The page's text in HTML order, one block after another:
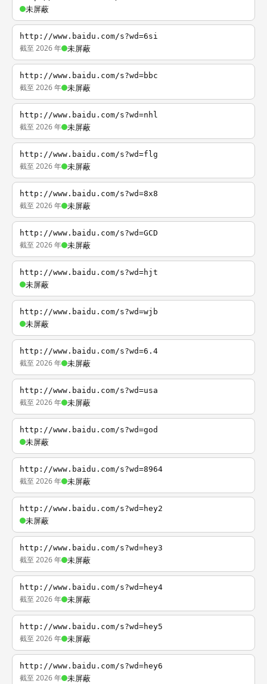
未屏蔽
http://www.baidu.com/s?wd=6si
截至 2026 年 未屏蔽
http://www.baidu.com/s?wd=bbc
截至 2026 年 未屏蔽
http://www.baidu.com/s?wd=nhl
截至 2026 年 未屏蔽
http://www.baidu.com/s?wd=flg
截至 2026 年 未屏蔽
http://www.baidu.com/s?wd=8x8
截至 2026 年 未屏蔽
http://www.baidu.com/s?wd=GCD
截至 2026 年 未屏蔽
http://www.baidu.com/s?wd=hjt
未屏蔽
http://www.baidu.com/s?wd=wjb
未屏蔽
http://www.baidu.com/s?wd=6.4
截至 2026 年 未屏蔽
http://www.baidu.com/s?wd=usa
截至 2026 年 未屏蔽
http://www.baidu.com/s?wd=god
未屏蔽
http://www.baidu.com/s?wd=8964
截至 2026 年 未屏蔽
http://www.baidu.com/s?wd=hey2
未屏蔽
http://www.baidu.com/s?wd=hey3
截至 2026 年 未屏蔽
http://www.baidu.com/s?wd=hey4
截至 2026 年 未屏蔽
http://www.baidu.com/s?wd=hey5
截至 2026 年 未屏蔽
http://www.baidu.com/s?wd=hey6
截至 2026 年 未屏蔽